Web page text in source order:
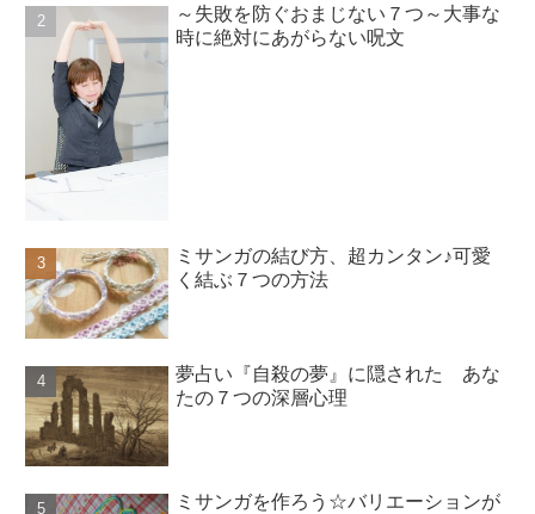
～失敗を防ぐおまじない７つ～大事な
時に絶対にあがらない呪文
ミサンガの結び方、超カンタン♪可愛
く結ぶ７つの方法
夢占い『自殺の夢』に隠された あな
たの７つの深層心理
ミサンガを作ろう☆バリエーションが